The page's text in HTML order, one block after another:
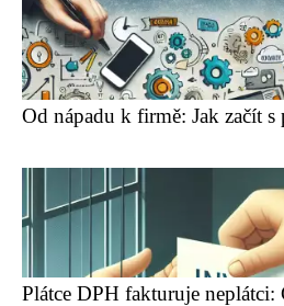
Od nápadu k firmě: Jak začít
Plátce DPH fakturuje neplátci: